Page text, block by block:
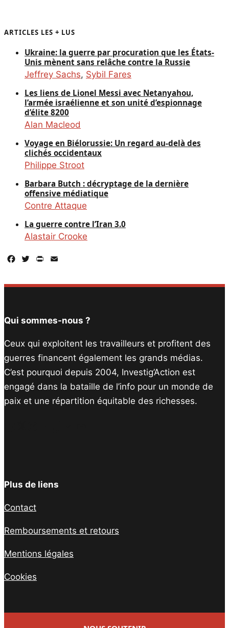
ARTICLES LES + LUS
Ukraine: la guerre par procuration que les États-
Unis mènent sans relâche contre la Russie
Jeffrey Sachs, Sybil Fares
Les liens de Lionel Messi avec Netanyahou,
l’armée israélienne et son unité d’espionnage
d’élite 8200
Alan Macleod
Voyage en Biélorussie: Un regard au-delà des
clichés occidentaux
Philippe Stroot
Barbara Butch : décryptage de la dernière
offensive médiatique
Contre Attaque
La guerre contre l’Iran 3.0
Alastair Crooke
Facebook
TwitterPrintFriendly
Qui sommes-nous ?
Ceux qui exploitent les travailleurs et profitent des
guerres financent également les grands médias.
C’est pourquoi depuis 2004, Investig’Action est
engagé dans la bataille de l’info pour un monde de
paix et une répartition équitable des richesses.
Plus de liens
Contact
Remboursements et retours
Mentions légales
Cookies